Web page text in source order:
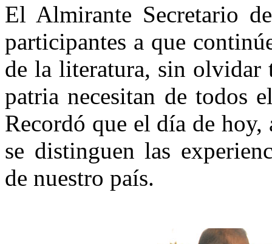
El Almirante Secretario
participantes a que
de la literatura, sin olvidar
patria necesitan de todos
Recordó que el día de
se distinguen las
de nuestro país.